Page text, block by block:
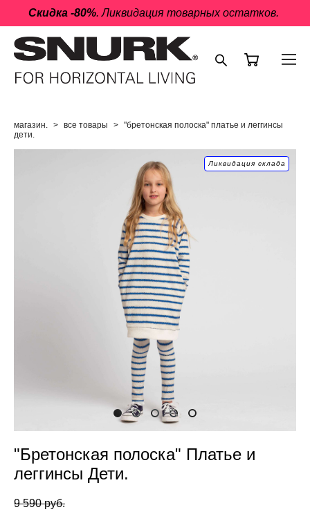
Скидка -80%. Ликвидация товарных остатков.
магазин. > все товары > "бретонская полоска" платье и леггинсы
дети.
Ликвидация склада
"Бретонская полоска" Платье и
леггинсы Дети.
9 590 pуб.